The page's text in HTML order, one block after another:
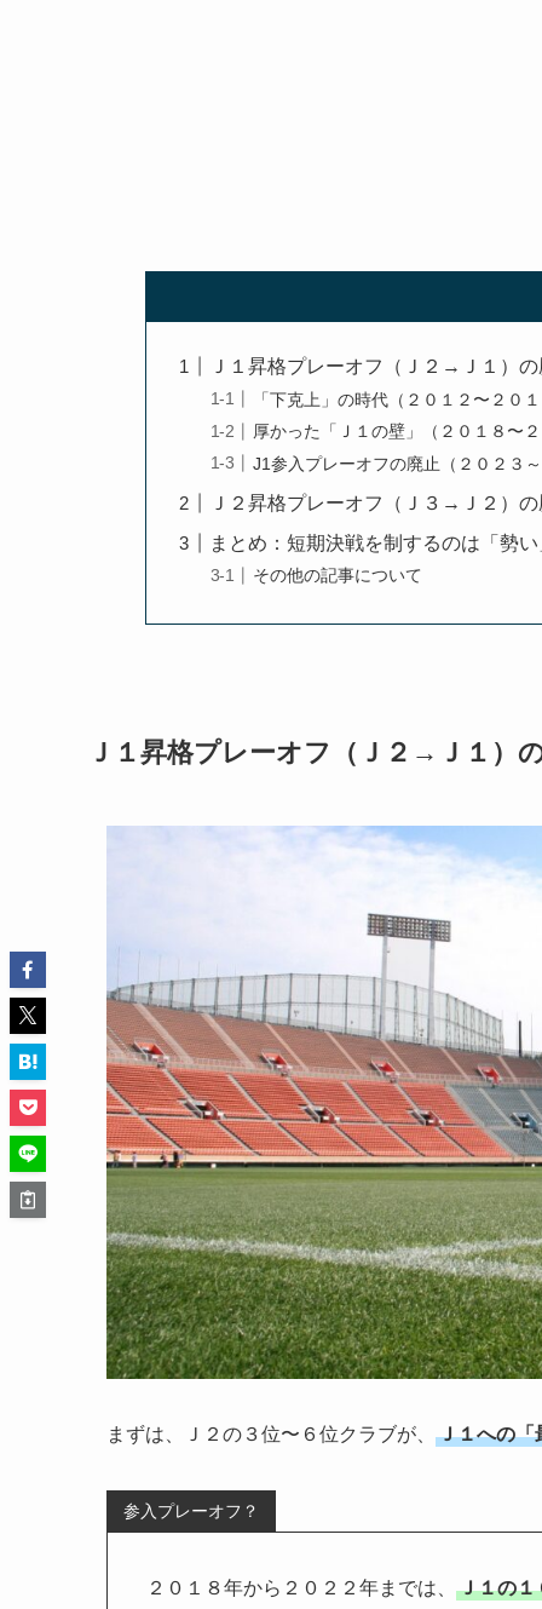
Ｊ１昇格プレーオフ（Ｊ２→Ｊ１）
「下克上」の時代（２０１２〜２０
厚かった「Ｊ１の壁」（２０１８〜
J1参入プレーオフの廃止（２０２３
Ｊ２昇格プレーオフ（Ｊ３→Ｊ２）
まとめ：短期決戦を制するのは「勢
その他の記事について
Ｊ１昇格プレーオフ（Ｊ２→Ｊ１）
まずは、Ｊ２の３位〜６位クラブが、 Ｊ１への「
参入プレーオフ？
２０１８年から２０２２年までは、
Ｊ１の１